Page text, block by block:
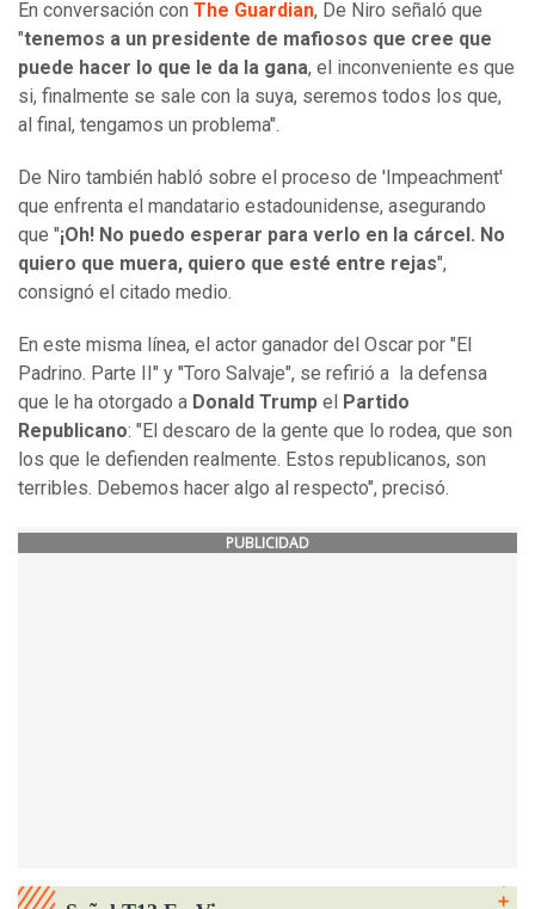
En conversación con The Guardian, De Niro señaló que
"tenemos a un presidente de mafiosos que cree que
puede hacer lo que le da la gana, el inconveniente es que
si, finalmente se sale con la suya, seremos todos los que,
al final, tengamos un problema".
De Niro también habló sobre el proceso de 'Impeachment'
que enfrenta el mandatario estadounidense, asegurando
que "¡Oh! No puedo esperar para verlo en la cárcel. No
quiero que muera, quiero que esté entre rejas",
consignó el citado medio.
En este misma línea, el actor ganador del Oscar por "El
Padrino. Parte II" y "Toro Salvaje", se refirió a la defensa
que le ha otorgado a Donald Trump el
Partido
Republicano: "El descaro de la gente que lo rodea, que son
los que le defienden realmente. Estos republicanos, son
terribles. Debemos hacer algo al respecto", precisó.
PUBLICIDAD